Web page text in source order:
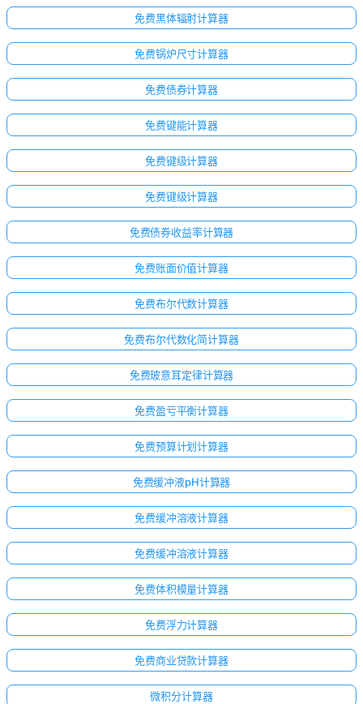
题
提
您
第
个
题
免费黑体辐射计算器
免费锅炉尺寸计算器
免费债券计算器
免费键能计算器
免费键级计算器
免费键级计算器
免费债券收益率计算器
免费账面价值计算器
免费布尔代数计算器
免费布尔代数化简计算器
免费玻意耳定律计算器
免费盈亏平衡计算器
免费预算计划计算器
免费缓冲液pH计算器
免费缓冲溶液计算器
免费缓冲溶液计算器
免费体积模量计算器
免费浮力计算器
免费商业贷款计算器
微积分计算器